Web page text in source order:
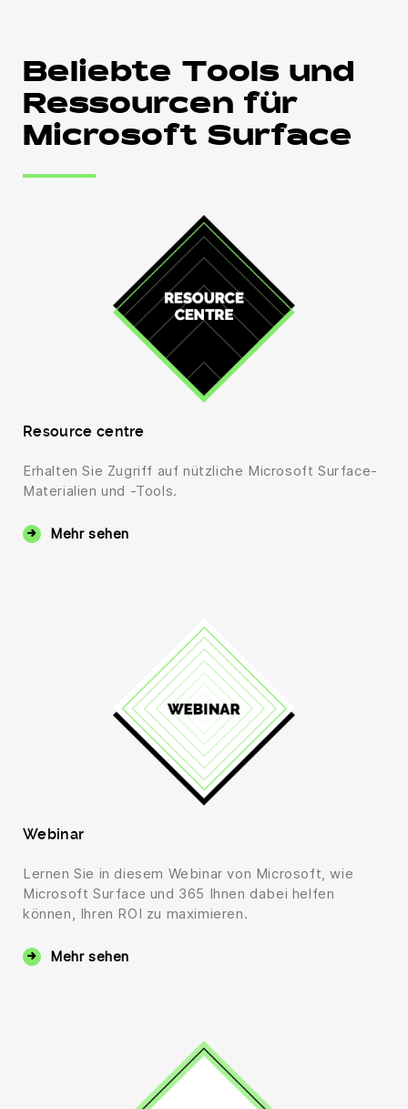
Beliebte Tools und
Ressourcen für
Microsoft Surface
Resource centre
Erhalten Sie Zugriff auf nützliche Microsoft Surface-
Materialien und -Tools.
Mehr sehen
Webinar
Lernen Sie in diesem Webinar von Microsoft, wie
Microsoft Surface und 365 Ihnen dabei helfen
können, Ihren ROI zu maximieren.
Mehr sehen